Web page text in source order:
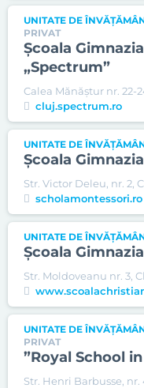
UNITATE DE
PRIVAT
Şcoala
„Spectrum”
Calea Mănăştur nr. 22-
cluj.spectrum.ro
UNITATE DE
Şcoala
Str. Victor Deleu, nr. 2,
scholamontessori.ro
UNITATE DE
Şcoala
Str. Moldoveanu nr. 3,
UNITATE DE
PRIVAT
”Royal School
Str. Henri Barbusse,